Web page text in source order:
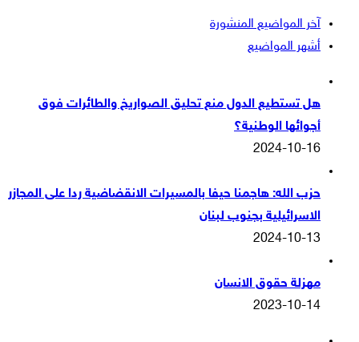
آخر المواضيع المنشورة
أشهر المواضيع
هل تستطيع الدول منع تحليق الصواريخ والطائرات فوق
أجوائها الوطنية؟
2024-10-16
حزب الله: هاجمنا حيفا بالمسيرات الانقضاضية ردا على المجازر
الاسرائيلية بجنوب لبنان
2024-10-13
مهزلة حقوق الانسان
2023-10-14